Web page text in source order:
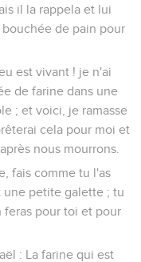
il la rappela et lui
de pain pour
est vivant ! je n'ai
de farine dans une
; et voici, je ramasse
cela pour moi et
nous mourrons.
fais comme tu l'as
une petite galette ; tu
feras pour toi et pour
: La farine qui est